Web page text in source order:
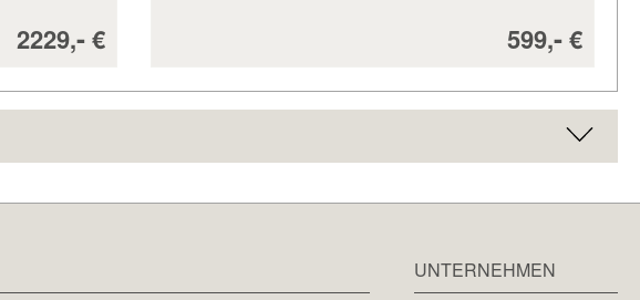
Verkaufspreis:
2229,-€ 599,-€
UNTERNEHMEN